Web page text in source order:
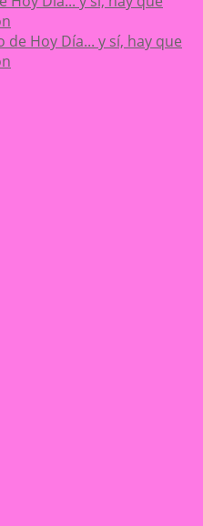
de Hoy Día... y sí, hay que